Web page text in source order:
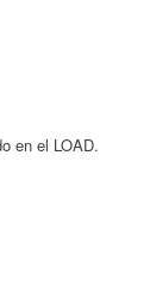
en el LOAD.